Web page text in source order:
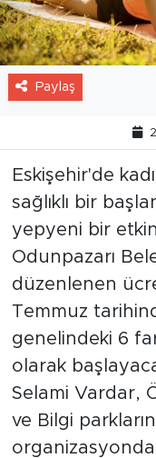
Paylaş
Eskişehir'de
sağlıklı bir
yepyeni bir
Odunpazarı
düzenlenen
Temmuz
genelindeki 6
olarak
Selami Vardar,
ve Bilgi